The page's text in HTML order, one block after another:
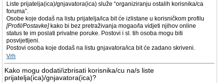
Liste prijatelja(ica)/gnjavatora(ica) služe “organiziranju ostalih korisnika/ca
foruma”.
Osobe koje dodaš na listu prijatelja/ica bit će izlistane u korisničkom profilu
[Profil/Postavke]kako bi bez pretraživanja mogao/la vidjeti njihov online
status te im poslati privatne poruke. Postovi i sl. tih osoba mogu biti
posvijetljeni.
Postovi osoba koje dodaš na listu gnjavatora/ica bit će zadano skriveni.
Vrh
Kako mogu dodati/izbrisati korisnika/cu na/s liste
prijatelja(ica)/gnjavatora(ica)?